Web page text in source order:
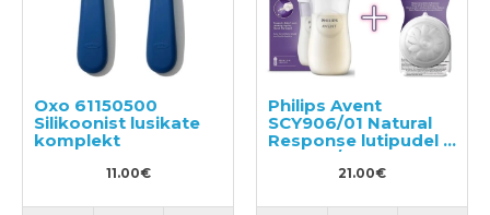
Oxo 61150500
Silikoonist lusikate
komplekt
11.00€
Philips Avent
SCY906/01 Natural
Response lutipudel +
SCY965/02
Silikoonist lutt
21.00€